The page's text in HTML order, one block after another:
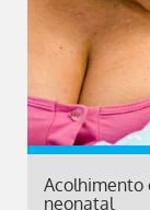
Acolhimento
neonatal